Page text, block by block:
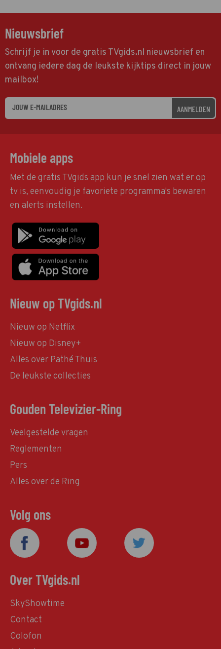
Nieuwsbrief
Schrijf je in voor de gratis TVgids.nl nieuwsbrief en
ontvang iedere dag de leukste kijktips direct in jouw
mailbox!
AANMELDEN
Mobiele apps
Met de gratis TVgids app kun je snel zien wat er op
tv is, eenvoudig je favoriete programma's bewaren
en alerts instellen.
Nieuw op TVgids.nl
Nieuw op Netflix
Nieuw op Disney+
Alles over Pathé Thuis
De leukste collecties
Gouden Televizier-Ring
Veelgestelde vragen
Reglementen
Pers
Alles over de Ring
Volg ons
Over TVgids.nl
SkyShowtime
Contact
Colofon